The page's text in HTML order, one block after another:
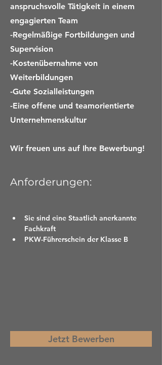
anspruchsvolle Tätigkeit in einem
engagierten Team
-Regelmäßige Fortbildungen und
Supervision
-Kostenübernahme von
Weiterbildungen
-Gute Sozialleistungen
-Eine offene und teamorientierte
Unternehmenskultur
Wir freuen uns auf Ihre Bewerbung!
Anforderungen:
Sie sind eine Staatlich anerkannte
Fachkraft
PKW-Führerschein der Klasse B
Jetzt Bewerben